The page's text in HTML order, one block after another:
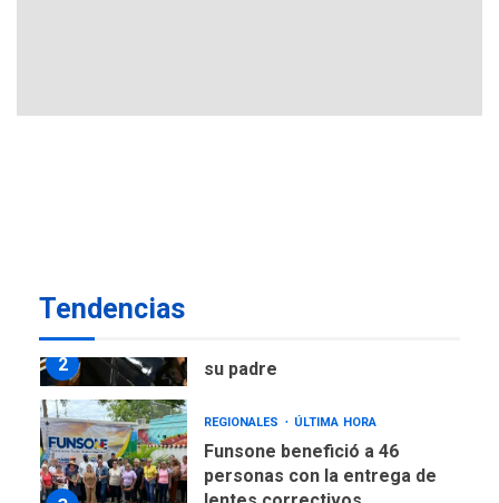
Tendencias
2
su padre
REGIONALES ÚLTIMA HORA
Funsone benefició a 46
personas con la entrega de